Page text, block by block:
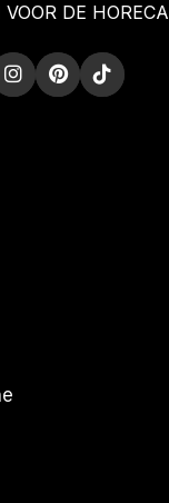
DE HORECA